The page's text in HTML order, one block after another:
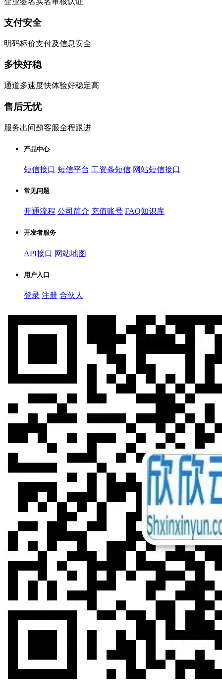
支付安全
明码标价支付及信息安全
多快好稳
通道多速度快体验好稳定高
售后无忧
服务出问题客服全程跟进
产品中心
短信接口 短信平台 工资条短信 网站短信接口
常见问题
开通流程 公司简介 充值账号 FAQ知识库
开发者服务
API接口 网站地图
用户入口
登录 注册 合伙人